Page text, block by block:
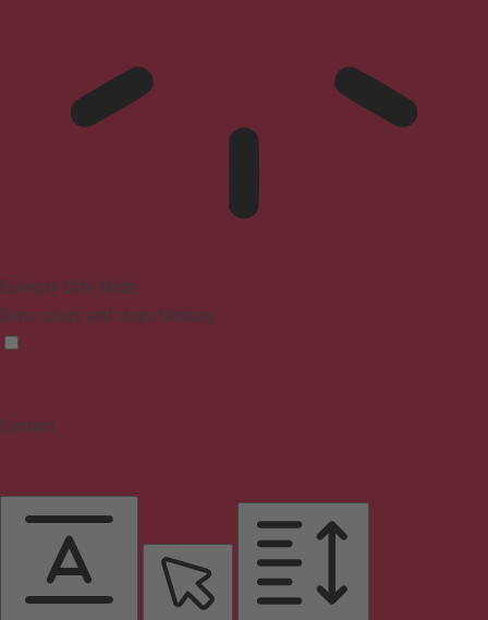
Epilepsy Safe Mode
Dims colors and stops blinking
Content